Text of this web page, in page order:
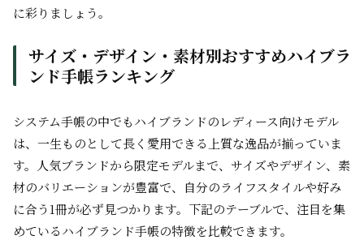
に彩りましょう。
サイズ・デザイン・素材別おすすめハイブラ
ンド手帳ランキング
システム手帳の中でもハイブランドのレディース向けモデル
は、一生ものとして長く愛用できる上質な逸品が揃っていま
す。人気ブランドから限定モデルまで、サイズやデザイン、素
材のバリエーションが豊富で、自分のライフスタイルや好み
に合う1冊が必ず見つかります。下記のテーブルで、注目を集
めているハイブランド手帳の特徴を比較できます。